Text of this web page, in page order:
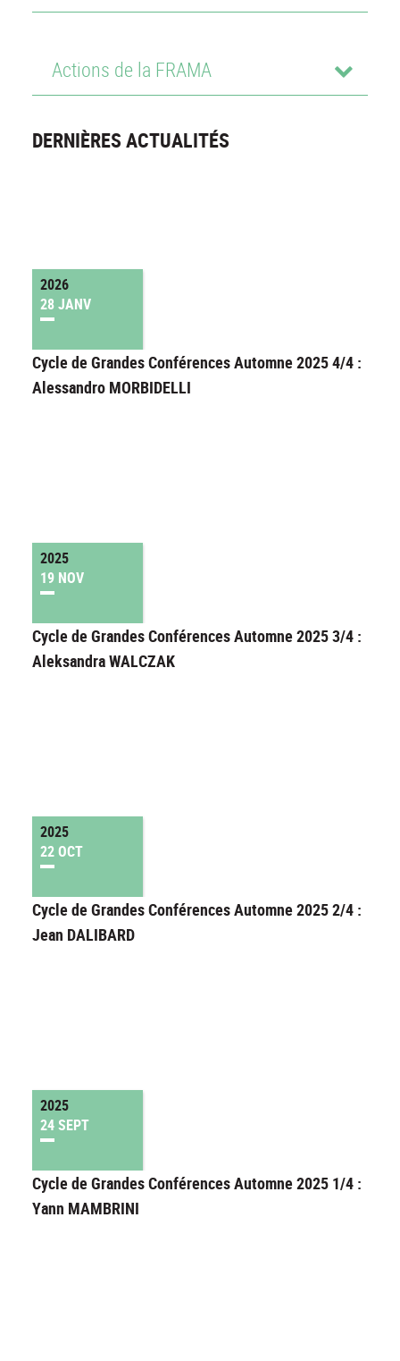
Actions de la FRAMA
DERNIÈRES ACTUALITÉS
2026
28 JANV
Cycle de Grandes Conférences Automne 2025 4/4 :
Alessandro MORBIDELLI
2025
19 NOV
Cycle de Grandes Conférences Automne 2025 3/4 :
Aleksandra WALCZAK
2025
22 OCT
Cycle de Grandes Conférences Automne 2025 2/4 :
Jean DALIBARD
2025
24 SEPT
Cycle de Grandes Conférences Automne 2025 1/4 :
Yann MAMBRINI